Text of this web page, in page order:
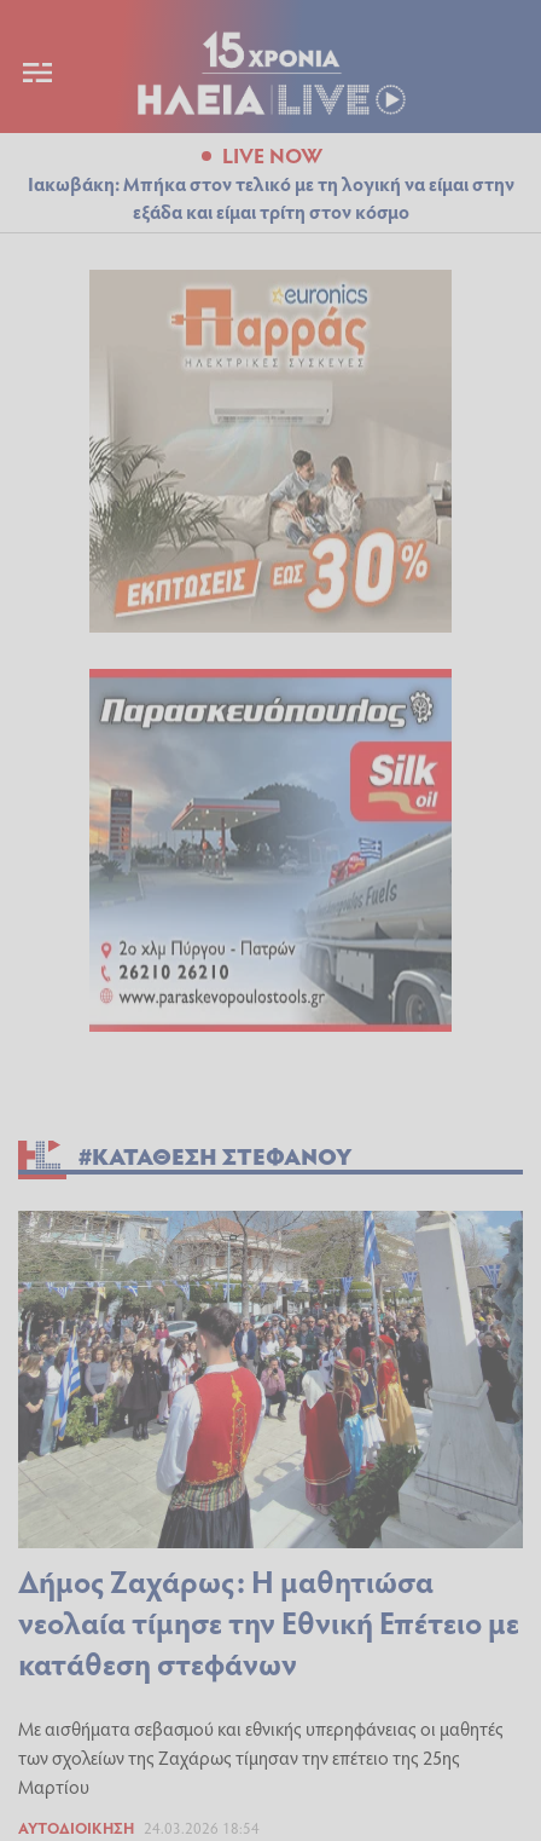
LIVE NOW
Ιακωβάκη: Μπήκα στον τελικό με τη λογική να είμαι στην
εξάδα και είμαι τρίτη στον κόσμο
#ΚΑΤΑΘΕΣΗ ΣΤΕΦΑΝΟΥ
Δήμος Ζαχάρως: Η μαθητιώσα
νεολαία τίμησε την Εθνική Επέτειο με
κατάθεση στεφάνων
Με αισθήματα σεβασμού και εθνικής υπερηφάνειας οι μαθητές
των σχολείων της Ζαχάρως τίμησαν την επέτειο της 25ης
Μαρτίου
ΑΥΤΟΔΙΟΊΚΗΣΗ 24.03.2026 18:54